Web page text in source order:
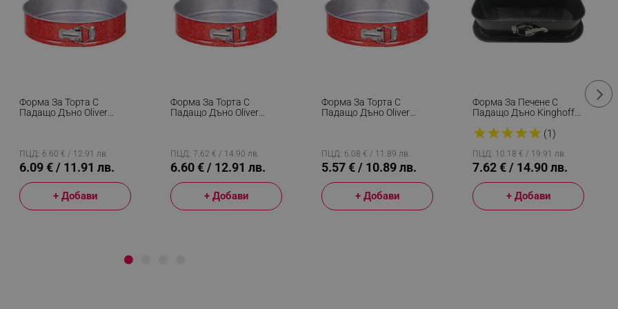
Форма За Торта С
Падащо Дъно Oliver
Червен
ПЦД: 6.60 € / 12.91 лв.
6.09 € / 11.91 лв.
+ Добави
Форма За Торта С
Падащо Дъно Oliver
Червен
ПЦД: 7.62 € / 14.90 лв.
6.60 € / 12.91 лв.
+ Добави
Форма За Торта С
Падащо Дъно Oliver
Червен
ПЦД: 6.08 € / 11.89 лв.
5.57 € / 10.89 лв.
+ Добави
Форма За Печене С
Падащо Дъно Kinghoff
Мраморно Покритие,
★★★★★(1)
ПЦД: 10.18 € / 19.91 лв.
7.62 € / 14.90 лв.
+ Добави